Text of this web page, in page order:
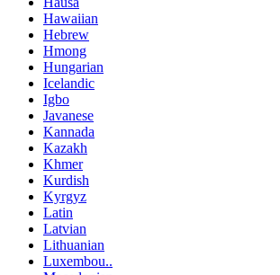
Hawaiian
Hebrew
Hmong
Hungarian
Icelandic
Igbo
Javanese
Kannada
Kazakh
Khmer
Kurdish
Kyrgyz
Latin
Latvian
Lithuanian
Luxembou..